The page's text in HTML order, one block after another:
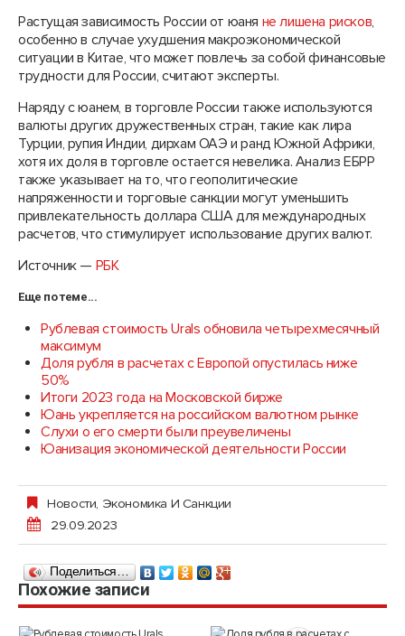
Растущая зависимость России от юаня не лишена рисков,
особенно в случае ухудшения макроэкономической
ситуации в Китае, что может повлечь за собой финансовые
трудности для России, считают эксперты.
Наряду с юанем, в торговле России также используются
валюты других дружественных стран, такие как лира
Турции, рупия Индии, дирхам ОАЭ и ранд Южной Африки,
хотя их доля в торговле остается невелика. Анализ ЕБРР
также указывает на то, что геополитические
напряженности и торговые санкции могут уменьшить
привлекательность доллара США для международных
расчетов, что стимулирует использование других валют.
Источник — РБК
Еще по теме...
Рублевая стоимость Urals обновила четырехмесячный
максимум
Доля рубля в расчетах с Европой опустилась ниже
50%
Итоги 2023 года на Московской бирже
Юань укрепляется на российском валютном рынке
Слухи о его смерти были преувеличены
Юанизация экономической деятельности России
Новости, Экономика И Санкции
29.09.2023
Поделиться…
Похожие записи